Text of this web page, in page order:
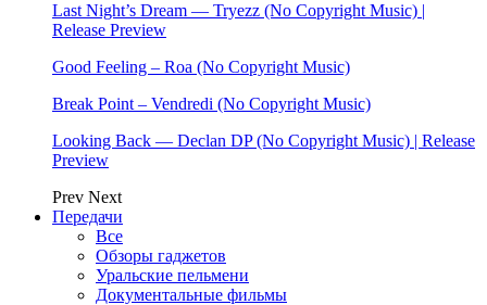
Last Night’s Dream — Tryezz (No Copyright Music) |
Release Preview
Good Feeling – Roa (No Copyright Music)
Break Point – Vendredi (No Copyright Music)
Looking Back — Declan DP (No Copyright Music) | Release
Preview
Prev Next
Передачи
Все
Обзоры гаджетов
Уральские пельмени
Документальные фильмы